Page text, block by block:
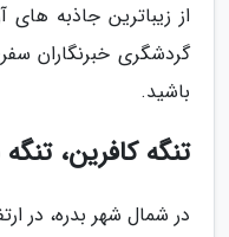
از زیباترین جاذبه
گردشگری خبرنگاران
باشید.
تنگه کافرین،
در شمال شهر بدره، در